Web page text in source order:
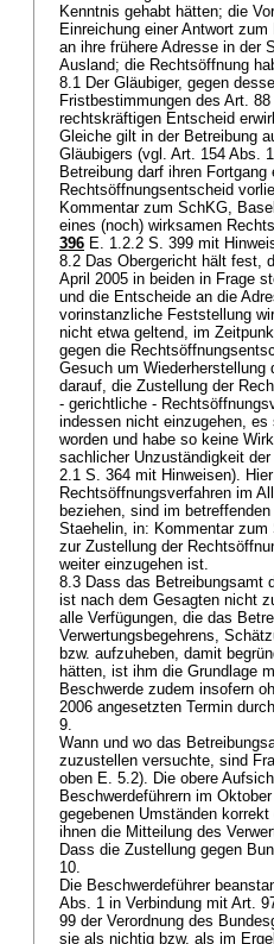
Kenntnis gehabt hätten; die
Einreichung einer Antwort
an ihre frühere Adresse in der
Ausland; die Rechtsöffnung
8.1 Der Gläubiger, gegen
Fristbestimmungen des Art.
rechtskräftigen Entscheid
Gleiche gilt in der Betreibung
Gläubigers (vgl. Art. 154 Abs.
Betreibung darf ihren
Rechtsöffnungsentscheid
Kommentar zum SchKG,
eines (noch) wirksamen
396 E. 1.2.2 S. 399 mit
8.2 Das Obergericht hält fest,
April 2005 in beiden in Frage
und die Entscheide an die
vorinstanzliche Feststellung
nicht etwa geltend, im
gegen die
Gesuch um
darauf, die Zustellung der
- gerichtliche -
indessen nicht einzugehen,
worden und habe so keine
sachlicher Unzuständigkeit
2.1 S. 364 mit Hinweisen).
Rechtsöffnungsverfahren im
beziehen, sind im
Staehelin, in: Kommentar zum
zur Zustellung der
weiter einzugehen ist.
8.3 Dass das Betreibungsamt
ist nach dem Gesagten nicht
alle Verfügungen, die das
Verwertungsbegehrens,
bzw. aufzuheben, damit
hätten, ist ihm die Grundlage
Beschwerde zudem insofern
2006 angesetzten Termin
9.
Wann und wo das
zuzustellen versuchte, sind
oben E. 5.2). Die obere
Beschwerdeführern im
gegebenen Umständen
ihnen die Mitteilung des
Dass die Zustellung gegen
10.
Die Beschwerdeführer
Abs. 1 in Verbindung mit Art.
99 der Verordnung des
sie als nichtig bzw. als im